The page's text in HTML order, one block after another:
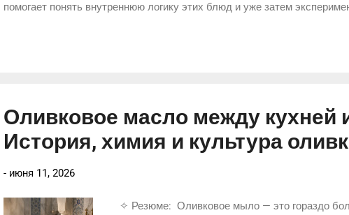
помогает понять внутреннюю логику этих блюд и уже затем
изотоником в истории. Звучит как журналистское преувеличение, но
Оливковое масло между кухней
История, химия и культура
- июня 11, 2026
✧ Резюме: Оливковое мыло — это гораздо